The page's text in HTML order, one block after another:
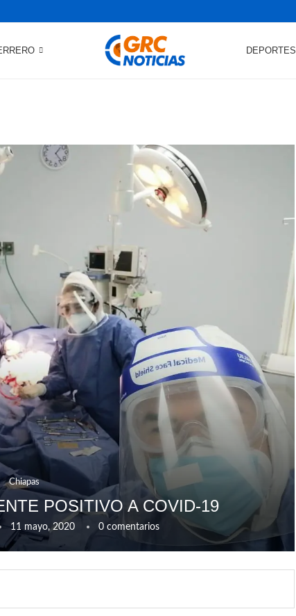
DEPORTES
Chiapas
POSITIVO A COVID-19
11 mayo, 2020 0 comentarios